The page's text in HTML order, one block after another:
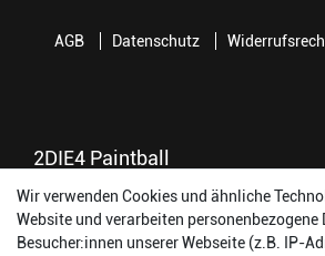
2DIE4 Paintball
56457 Westerburg
Reinhold-Ferger-Straße 26
order@2die4-sports.com
AGB Datenschutz
Wir verwenden Cookies und ähnliche
Website und verarbeiten personenbezogene
Besucher:innen unserer Webseite (z.B. IP-